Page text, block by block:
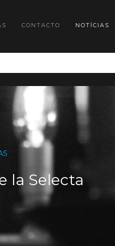
CONTACTO NOTÍCIAS
la Selecta